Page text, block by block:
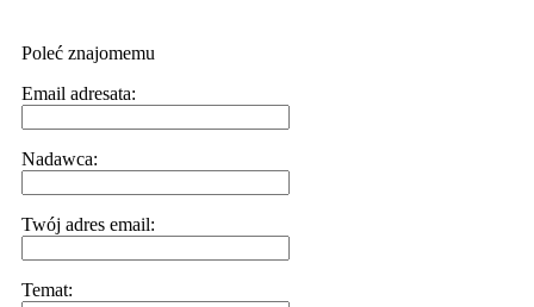
Poleć znajomemu
Email adresata:
Nadawca:
Twój adres email:
Temat: